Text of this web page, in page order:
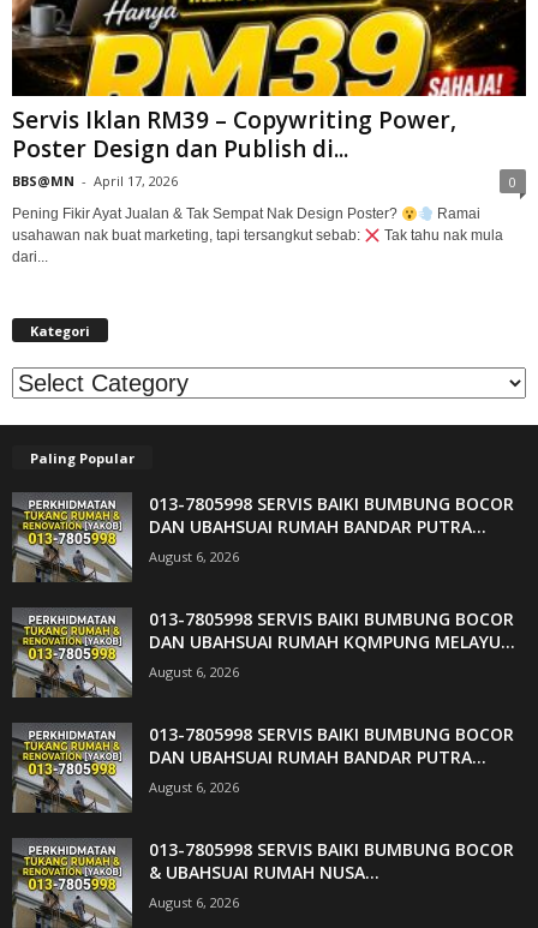
Servis Iklan RM39 – Copywriting Power,
Poster Design dan Publish di...
BBS@MN - April 17, 2026 0
Pening Fikir Ayat Jualan & Tak Sempat Nak Design Poster?
Ramai
usahawan nak buat marketing, tapi tersangkut sebab:
Tak tahu nak mula
dari...
Kategori
Kategori
Paling Popular
013-7805998 SERVIS BAIKI BUMBUNG BOCOR
DAN UBAHSUAI RUMAH BANDAR PUTRA...
August 6, 2026
013-7805998 SERVIS BAIKI BUMBUNG BOCOR
DAN UBAHSUAI RUMAH KQMPUNG MELAYU...
August 6, 2026
013-7805998 SERVIS BAIKI BUMBUNG BOCOR
DAN UBAHSUAI RUMAH BANDAR PUTRA...
August 6, 2026
013-7805998 SERVIS BAIKI BUMBUNG BOCOR
& UBAHSUAI RUMAH NUSA...
August 6, 2026